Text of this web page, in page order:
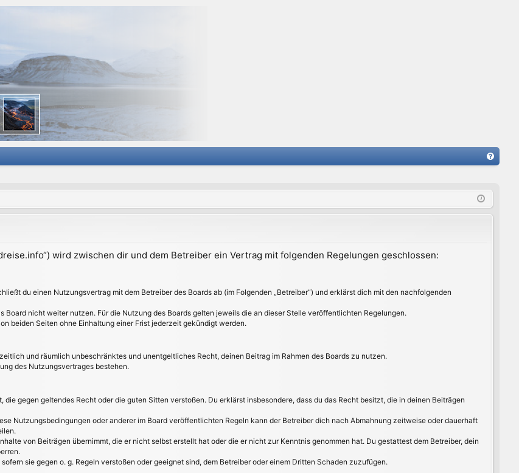
Q
wird zwischen dir und dem Betreiber ein Vertrag mit folgenden Regelungen geschlossen:
du einen Nutzungsvertrag mit dem Betreiber des Boards ab (im Folgenden „Betreiber“) und erklärst dich mit den nachfolgenden
Board nicht weiter nutzen. Für die Nutzung des Boards gelten jeweils die an dieser Stelle veröffentlichten Regelungen.
beiden Seiten ohne Einhaltung einer Frist jederzeit gekündigt werden.
und räumlich unbeschränktes und unentgeltliches Recht, deinen Beitrag im Rahmen des Boards zu nutzen.
des Nutzungsvertrages bestehen.
gegen geltendes Recht oder die guten Sitten verstoßen. Du erklärst insbesondere, dass du das Recht besitzt, die in deinen Beiträgen
Nutzungsbedingungen oder anderer im Board veröffentlichten Regeln kann der Betreiber dich nach Abmahnung zeitweise oder dauerhaft
von Beiträgen übernimmt, die er nicht selbst erstellt hat oder die er nicht zur Kenntnis genommen hat. Du gestattest dem Betreiber, dein
sie gegen o. g. Regeln verstoßen oder geeignet sind, dem Betreiber oder einem Dritten Schaden zuzufügen.